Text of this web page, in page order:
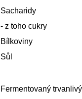
Sacharidy
- z toho cukry
Bílkoviny
Sůl
Fermentovaný